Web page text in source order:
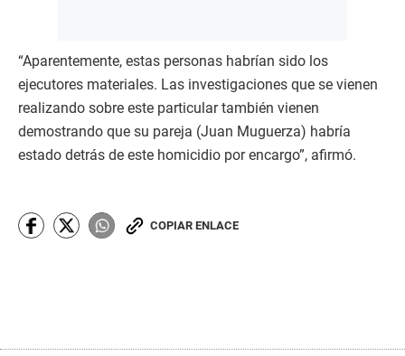
“Aparentemente, estas personas habrían sido los
ejecutores materiales. Las investigaciones que se vienen
realizando sobre este particular también vienen
demostrando que su pareja (Juan Muguerza) habría
estado detrás de este homicidio por encargo”, afirmó.
COPIAR ENLACE